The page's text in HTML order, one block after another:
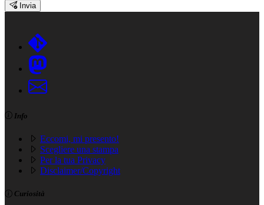
Invia
Info
Eccomi, mi presento!
Scegliere una stampa
Per la tua Privacy
Disclaimer/Copyright
Curiosità